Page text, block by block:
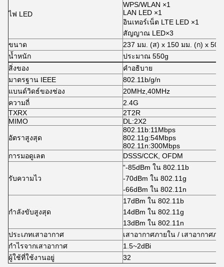
ไฟ LED
WPS/WLAN ×1
LAN LED ×1
อินเทอร์เน็ต LTE LED ×1
สัญญาณ LED×3
ขนาด
237 มม. (ส) x 150 มม. (ก) x 50
น้ำหนัก
ประมาณ 550g
สิ่งของ
คำอธิบาย
มาตรฐาน IEEE
802.11b/g/n
แบนด์วิดธ์ของช่อง
20MHz,40MHz
ความถี่
2.4G
TXRX
2T2R
MIMO
DL:2X2
อัตราสูงสุด
802.11b:11Mbps
802.11g:54Mbps
802.11n:300Mbps
การมอดูเลต
DSSS/CCK, OFDM
รับความไว
“-85dBm ใน 802.11b
-70dBm ใน 802.11g
-66dBm ใน 802.11n
กำลังขับสูงสุด
17dBm ใน 802.11b
14dBm ใน 802.11g
13dBm ใน 802.11n
ประเภทเสาอากาศ
เสาอากาศภายใน / เสาอากาศภา
กำไรจากเสาอากาศ
1.5~2dBi
ผู้ใช้ที่ใช้งานอยู่
32